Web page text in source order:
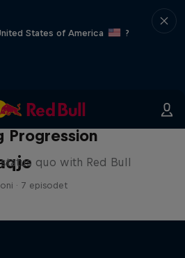
States of America
?
Progression
quo with Red Bull
· 7 episodet